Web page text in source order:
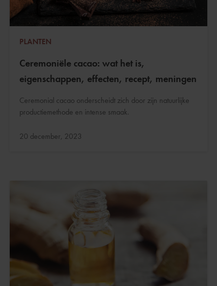
PLANTEN
Ceremoniële cacao: wat het is,
eigenschappen, effecten, recept, meningen
Ceremonial cacao onderscheidt zich door zijn natuurlijke
productiemethode en intense smaak.
Bijgewerkt:
20 december, 2023